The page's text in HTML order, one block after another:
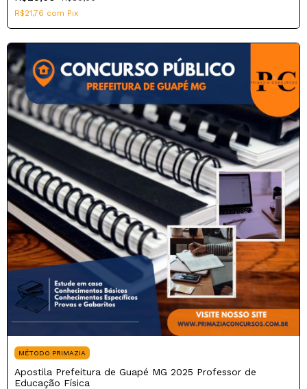
R$21,76 com Pix
MÉTODO PRIMAZIA
Apostila Prefeitura de Guapé MG 2025 Professor de
Educação Física